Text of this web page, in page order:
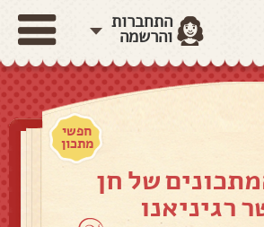
התחברות
והרשמה
חפשי
מתכון
של חן
רגיניאנו